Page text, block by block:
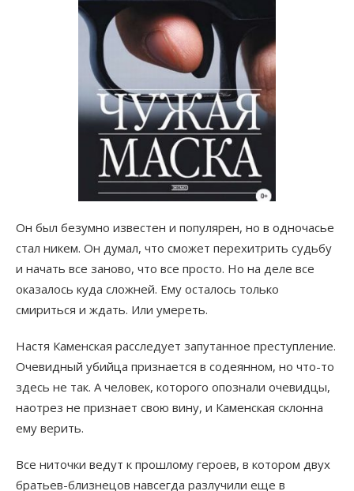
Он был безумно известен и популярен, но в одночасье
стал никем. Он думал, что сможет перехитрить судьбу
и начать все заново, что все просто. Но на деле все
оказалось куда сложней. Ему осталось только
смириться и ждать. Или умереть.
Настя Каменская расследует запутанное преступление.
Очевидный убийца признается в содеянном, но что-то
здесь не так. А человек, которого опознали очевидцы,
наотрез не признает свою вину, и Каменская склонна
ему верить.
Все ниточки ведут к прошлому героев, в котором двух
братьев-близнецов навсегда разлучили еще в